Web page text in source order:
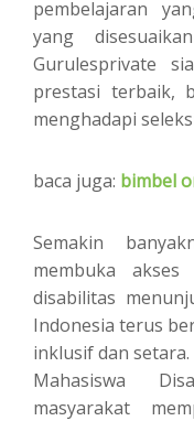
pembelajaran
yang
Gurulesprivate
prestasi terbaik,
menghadapi
baca juga: bimbel
Semakin
membuka akses
disabilitas
Indonesia terus
inklusif dan
Mahasiswa
masyarakat